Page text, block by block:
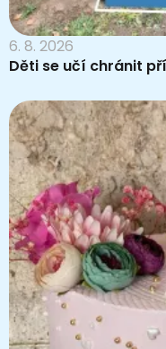
6. 8. 2026
Děti se učí chránit